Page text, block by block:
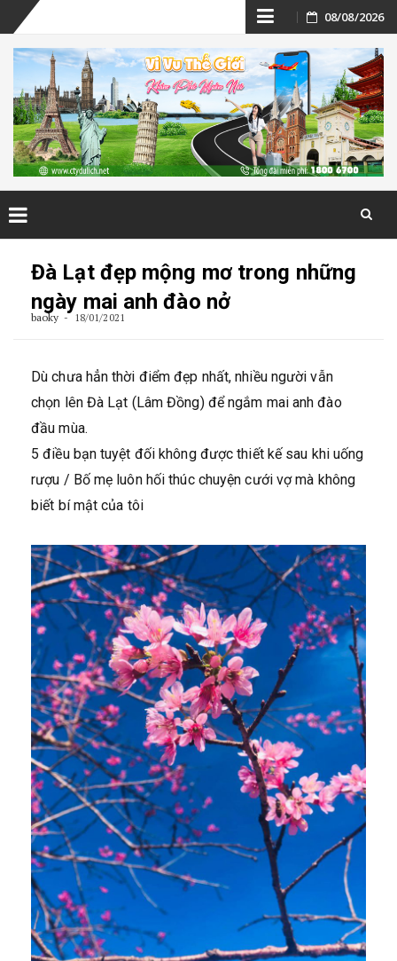
Skip
to
content
08/08/2026
Đà Lạt đẹp mộng mơ trong những
ngày mai anh đào nở
baoky 18/01/2021
Dù chưa hẳn thời điểm đẹp nhất, nhiều người vẫn
chọn lên Đà Lạt (Lâm Đồng) để ngắm mai anh đào
đầu mùa.
5 điều bạn tuyệt đối không được thiết kế sau khi uống
rượu / Bố mẹ luôn hối thúc chuyện cưới vợ mà không
biết bí mật của tôi